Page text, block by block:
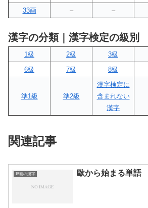
33画
– –
漢字の分類｜漢字検定の級別
1級 2級 3級
6級
7級 8級
準1級 準2級
漢字検定に
含まれない
漢字
関連記事
15画の漢字 歐から始まる単語